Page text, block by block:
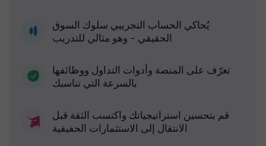
يُحاكي الحساب التجريبي سلوك السوق
الحقيقي - وهو مثالي للتدريب
تعرّف على المنصة وأدوات التداول ووظائفها
بالسرعة التي تناسبك
قم بتحسين استراتيجياتك واكتسب الثقة قبل
الانتقال إلى الاستثمارات الحقيقية